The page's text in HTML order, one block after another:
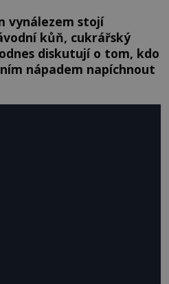
vynálezem stojí
kůň, cukrářský
diskutují o tom, kdo
nápadem napíchnout